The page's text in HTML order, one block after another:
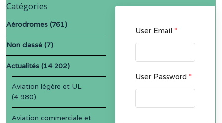
User Email *
User Password *
Catégories
Aérodromes (761)
Non classé (7)
Actualités (14 202)
Aviation légère et UL
(4 980)
Aviation commerciale et